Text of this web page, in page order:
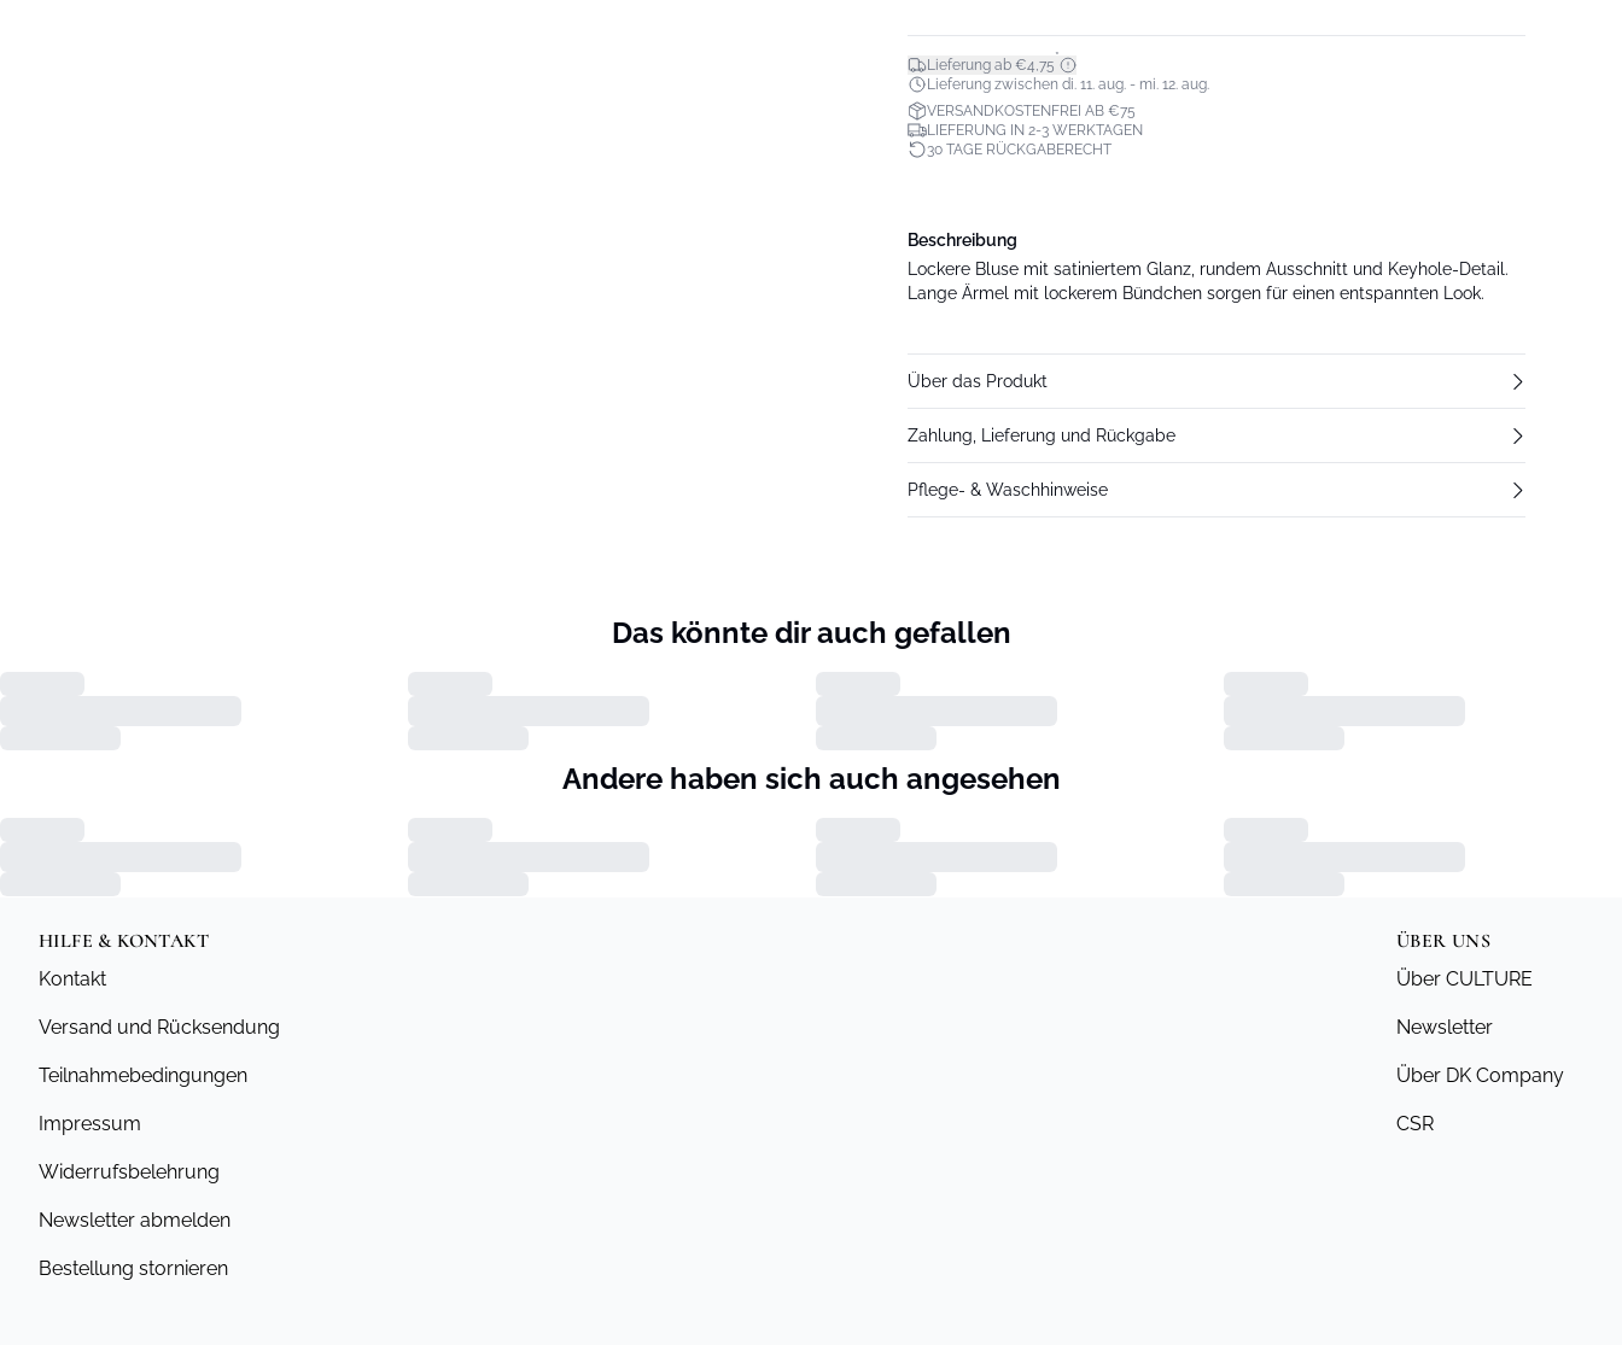
Lieferung ab €4,75*
Lieferung zwischen di. 11. aug. - mi. 12. aug.
VERSANDKOSTENFREI AB €75
LIEFERUNG IN 2-3 WERKTAGEN
30 TAGE RÜCKGABERECHT
Beschreibung
Lockere Bluse mit satiniertem Glanz, rundem Ausschnitt und Keyhole-Detail.
Lange Ärmel mit lockerem Bündchen sorgen für einen entspannten Look.
Über das Produkt
Zahlung, Lieferung und Rückgabe
Pflege- & Waschhinweise
Das könnte dir auch gefallen
Andere haben sich auch angesehen
HILFE & KONTAKT
Kontakt
Versand und Rücksendung
Teilnahmebedingungen
Impressum
Widerrufsbelehrung
Newsletter abmelden
Bestellung stornieren
ÜBER UNS
Über CULTURE
Newsletter
Über DK Company
CSR